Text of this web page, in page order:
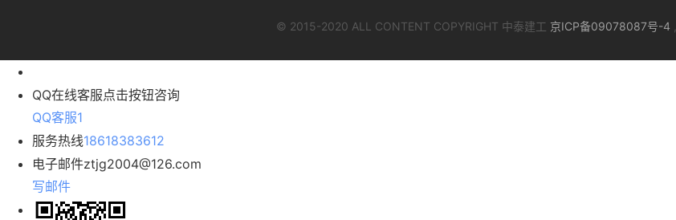
© 2015-2020 ALL CONTENT COPYRIGHT 中泰建工 京ICP备09078087号-4
QQ在线客服点击按钮咨询
QQ客服1
服务热线18618383612
电子邮件ztjg2004@126.com
写邮件